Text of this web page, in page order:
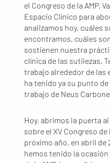
el Congreso de la AMP.
Espacio Clínico para
analizamos hoy, cuáles
encontramos, cuáles
sostienen nuestra
clínica de las sutilezas.
trabajo alrededor de las
ha tenido ya su punto
trabajo de Neus
Hoy, abrimos la puerta
sobre el XV Congreso de
próximo año, en abril de
hemos tenido la